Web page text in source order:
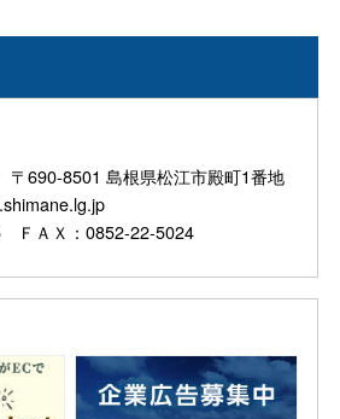
690-8501 島根県松江市殿町1番地
ＦＡＸ：0852-22-5024